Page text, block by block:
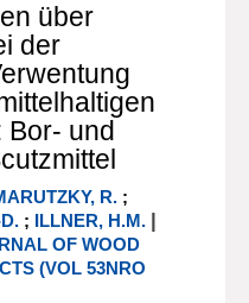
über
der
Bor- und
R. ;
; ILLNER, H.M. |
OF WOOD
(VOL 53NRO